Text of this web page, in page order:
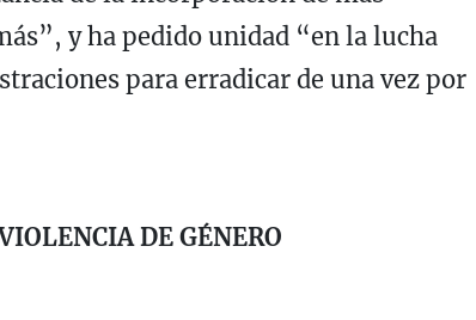
y ha pedido unidad “en la lucha
para erradicar de una vez por
DE GÉNERO